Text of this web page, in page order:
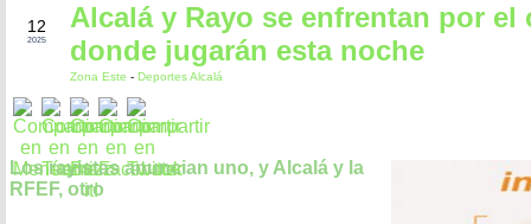
12
2025
Alcalá y Rayo se enfrentan por el
donde jugarán esta noche
Zona Este - Deportes Alcalá
Los rayistas anuncian uno, y Alcalá y la
RFEF, otro